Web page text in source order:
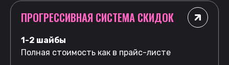
ПРОГРЕССИВНАЯ СИСТЕМА СКИДОК
1-2 шайбы
Полная стоимость как в прайс-листе